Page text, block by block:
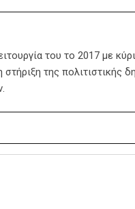
του το 2017 με
της πολιτιστικής